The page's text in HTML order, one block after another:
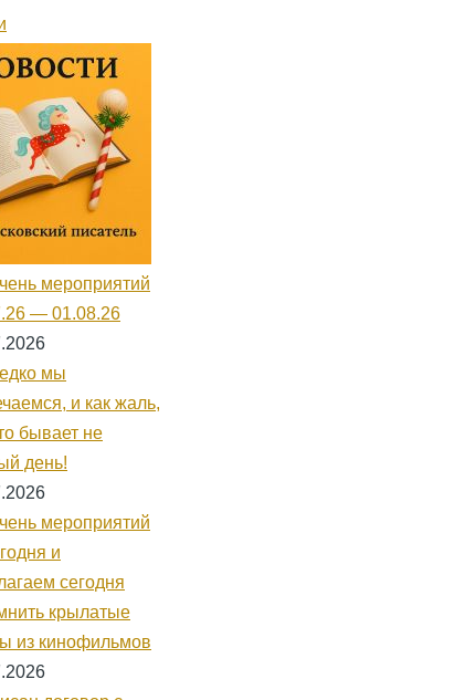
мероприятий
— 01.08.26
мы
и как жаль,
бывает не
день!
мероприятий
и
сегодня
крылатые
из кинофильмов